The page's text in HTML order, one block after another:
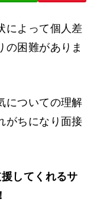
によって個人差
の困難がありま
についての理解
がちになり面接
してくれるサ